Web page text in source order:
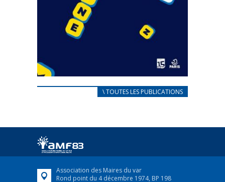
CARNET D’ACCUEIL
Afin d’accompagner au mieux les réfugiés
FEUILLETER
\ TOUTES LES PUBLICATIONS
Association des Maires du var
Rond point du 4 décembre 1974, BP 198